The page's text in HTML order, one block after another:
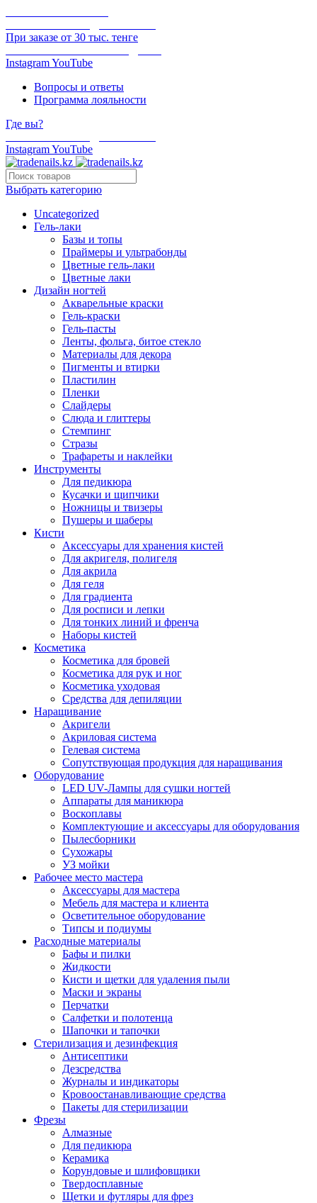
При заказе от 30 тыс. тенге
InstagramYouTube
Вопросы и ответы
Программа лояльности
Где вы?
InstagramYouTube
Выбрать категорию
Uncategorized
Гель-лаки
Базы и топы
Праймеры и ультрабонды
Цветные гель-лаки
Цветные лаки
Дизайн ногтей
Акварельные краски
Гель-краски
Гель-пасты
Ленты, фольга, битое стекло
Материалы для декора
Пигменты и втирки
Пластилин
Пленки
Слайдеры
Слюда и глиттеры
Стемпинг
Стразы
Трафареты и наклейки
Инструменты
Для педикюра
Кусачки и щипчики
Ножницы и твизеры
Пушеры и шаберы
Кисти
Аксессуары для хранения кистей
Для акригеля, полигеля
Для акрила
Для геля
Для градиента
Для росписи и лепки
Для тонких линий и френча
Наборы кистей
Косметика
Косметика для бровей
Косметика для рук и ног
Косметика уходовая
Средства для депиляции
Наращивание
Акригели
Акриловая система
Гелевая система
Сопутствующая продукция для наращивания
Оборудование
LED UV-Лампы для сушки ногтей
Аппараты для маникюра
Воскоплавы
Комплектующие и аксессуары для оборудования
Пылесборники
Сухожары
УЗ мойки
Рабочее место мастера
Аксессуары для мастера
Мебель для мастера и клиента
Осветительное оборудование
Типсы и подиумы
Расходные материалы
Бафы и пилки
Жидкости
Кисти и щетки для удаления пыли
Маски и экраны
Перчатки
Салфетки и полотенца
Шапочки и тапочки
Стерилизация и дезинфекция
Антисептики
Дезсредства
Журналы и индикаторы
Кровоостанавливающие средства
Пакеты для стерилизации
Фрезы
Алмазные
Для педикюра
Керамика
Корундовые и шлифовщики
Твердосплавные
Щетки и футляры для фрез